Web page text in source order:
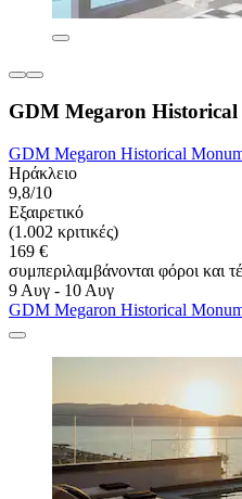
GDM Megaron
GDM Megaron Historical
Ηράκλειο
9,8/10
Εξαιρετικό
(1.002 κριτικές)
169 €
συμπεριλαμβάνονται φόροι και
9 Αυγ - 10 Αυγ
GDM Megaron Historical